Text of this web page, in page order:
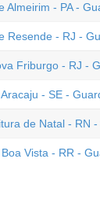
Almeirim - PA -
Resende - RJ -
Friburgo - RJ -
- SE -
de Natal - RN
Vista - RR -